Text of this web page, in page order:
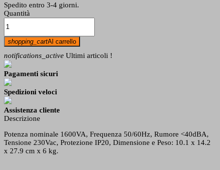
Spedito entro 3-4 giorni.
Quantità
shopping_cartAl carrello
notifications_active Ultimi articoli !
Pagamenti sicuri
Spedizioni veloci
Assistenza cliente
Descrizione
Potenza nominale 1600VA, Frequenza 50/60Hz, Rumore <40dBA,
Tensione 230Vac, Protezione IP20, Dimensione e Peso: 10.1 x 14.2
x 27.9 cm x 6 kg.